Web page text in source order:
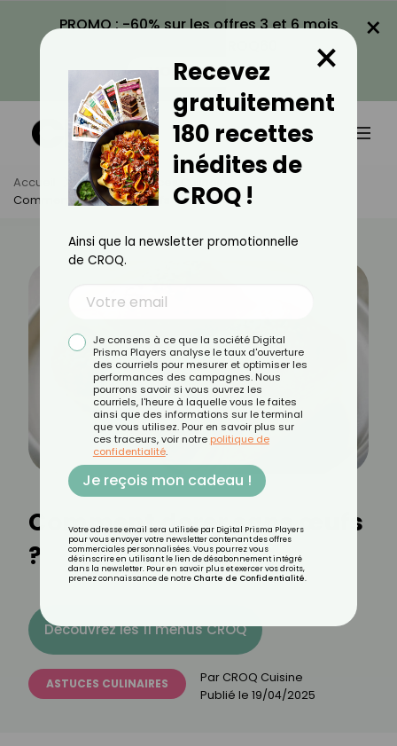
PROMO : -60% sur les offres 3 et 6 mois
VOIR LA PROMO
×
Accueil Actus
Astuces Culinaires
Comment Dorer Sans Œufs ?
Comment dorer sans œufs
?
Découvrez les 11 menus CROQ
ASTUCES CULINAIRES Par CROQ Cuisine
Publié le 19/04/2025
Recevez
gratuitement
180 recettes
inédites de
CROQ !
×
Ainsi que la newsletter promotionnelle
de CROQ.
Je consens à ce que la société Digital
Prisma Players analyse le taux d'ouverture
des courriels pour mesurer et optimiser les
performances des campagnes. Nous
pourrons savoir si vous ouvrez les
courriels, l'heure à laquelle vous le faites
ainsi que des informations sur le terminal
que vous utilisez. Pour en savoir plus sur
ces traceurs, voir notre politique de
confidentialité.
Je reçois mon cadeau !
Votre adresse email sera utilisée par Digital Prisma Players
pour vous envoyer votre newsletter contenant des offres
commerciales personnalisées. Vous pourrez vous
désinscrire en utilisant le lien de désabonnement intégré
dans la newsletter. Pour en savoir plus et exercer vos droits,
prenez connaissance de notre Charte de Confidentialité.